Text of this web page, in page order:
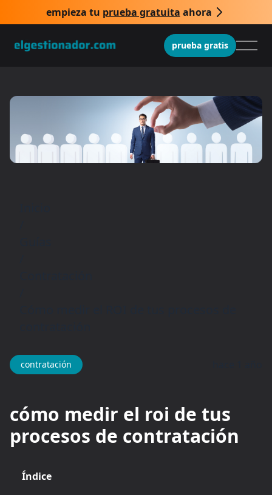
empieza tu prueba gratuita ahora
prueba gratis
contratación
cómo medir el roi de tus
procesos de contratación
Índice